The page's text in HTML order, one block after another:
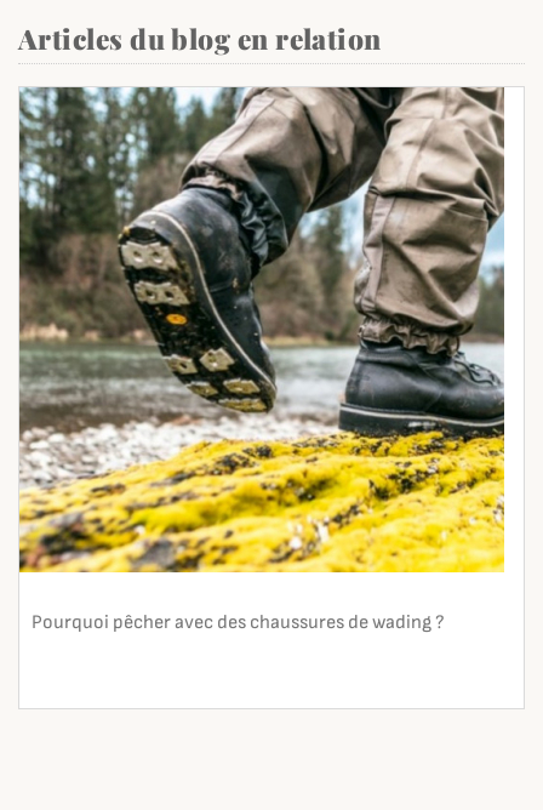
Articles du blog en relation
Pourquoi pêcher avec des chaussures de wading ?